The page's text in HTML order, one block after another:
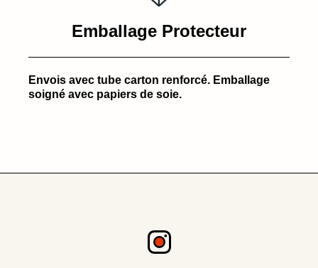
Emballage Protecteur
Envois avec tube carton renforcé. Emballage
soigné avec papiers de soie.